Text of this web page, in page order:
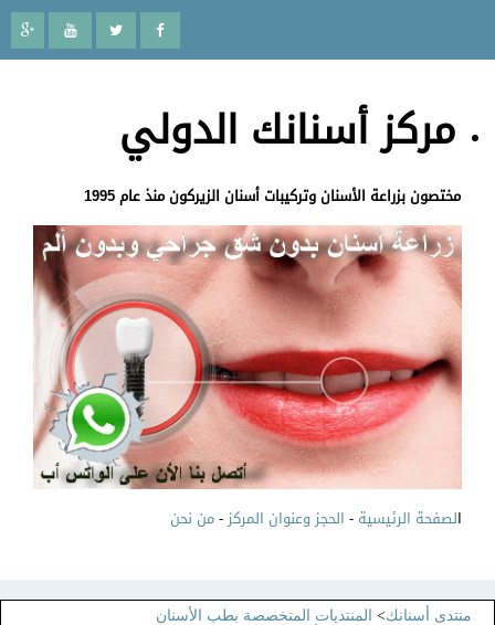
مركز أسنانك الدولي
مختصون بزراعة الأسنان وتركيبات أسنان الزيركون منذ عام 1995
لصفحة الرئيسية-الحجز وعنوان المركز-من نحن
منتدى أسنانك>المنتديات المتخصصة بطب الأسنان